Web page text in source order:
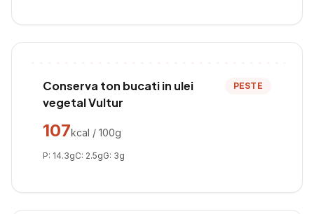
Conserva ton bucati in ulei
vegetal Vultur
PESTE
107kcal / 100g
P: 14.3gC: 2.5gG: 3g